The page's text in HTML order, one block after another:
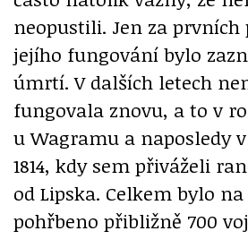
neopustili. Jen za prvních
jejího fungování bylo
úmrtí. V dalších letech
fungovala znovu, a to v
u Wagramu a naposledy v
1814, kdy sem přiváželi
od Lipska. Celkem bylo
pohřbeno přibližně 700